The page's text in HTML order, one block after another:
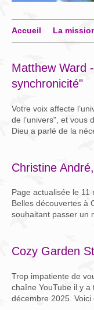
Accueil La
Matthew Ward
synchronicité"
Votre voix affecte
de l’univers", et vous
Dieu a parlé de la
Christine
Page actualisée le
Belles découvertes à
souhaitant passer un
Cozy Garden
Trop impatiente de
chaîne YouTube il y a
décembre 2025. Voici